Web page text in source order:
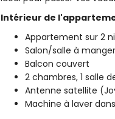
Intérieur de
Appartement sur 2
Salon/salle à
Balcon couvert
2 chambres, 1 salle
Antenne satellite
Machine à laver